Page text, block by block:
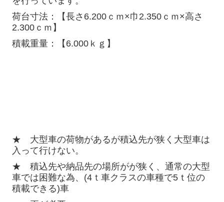
荷台寸法：【長さ6.200ｃｍ×巾2.350ｃｍ×高さ
2.300ｃｍ】
積載重量：【6.000ｋｇ】
★ 大型車の荷物があるが積込先が狭く大型車は
入って行けない。
★ 積込先や納品先の場所がが狭く、通常の大型
車では困難な為、(4ｔ車クラスの車種で5ｔ位の
積載できる)車